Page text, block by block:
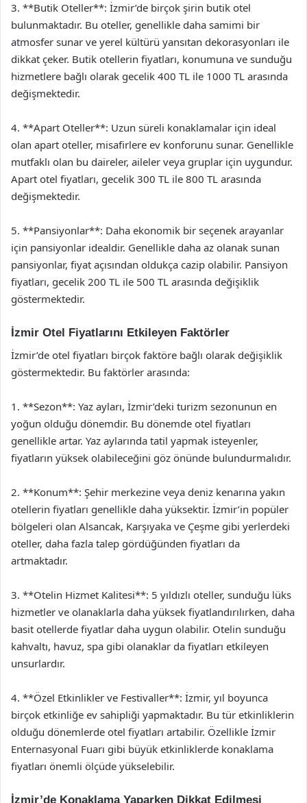
3. **Butik Oteller**: İzmir’de birçok şirin butik otel
bulunmaktadır. Bu oteller, genellikle daha samimi bir
atmosfer sunar ve yerel kültürü yansıtan dekorasyonları ile
dikkat çeker. Butik otellerin fiyatları, konumuna ve sunduğu
hizmetlere bağlı olarak gecelik 400 TL ile 1000 TL arasında
değişmektedir.
4. **Apart Oteller**: Uzun süreli konaklamalar için ideal
olan apart oteller, misafirlere ev konforunu sunar. Genellikle
mutfaklı olan bu daireler, aileler veya gruplar için uygundur.
Apart otel fiyatları, gecelik 300 TL ile 800 TL arasında
değişmektedir.
5. **Pansiyonlar**: Daha ekonomik bir seçenek arayanlar
için pansiyonlar idealdir. Genellikle daha az olanak sunan
pansiyonlar, fiyat açısından oldukça cazip olabilir. Pansiyon
fiyatları, gecelik 200 TL ile 500 TL arasında değişiklik
göstermektedir.
İzmir Otel Fiyatlarını Etkileyen Faktörler
İzmir’de otel fiyatları birçok faktöre bağlı olarak değişiklik
göstermektedir. Bu faktörler arasında:
1. **Sezon**: Yaz ayları, İzmir’deki turizm sezonunun en
yoğun olduğu dönemdir. Bu dönemde otel fiyatları
genellikle artar. Yaz aylarında tatil yapmak isteyenler,
fiyatların yüksek olabileceğini göz önünde bulundurmalıdır.
2. **Konum**: Şehir merkezine veya deniz kenarına yakın
otellerin fiyatları genellikle daha yüksektir. İzmir’in popüler
bölgeleri olan Alsancak, Karşıyaka ve Çeşme gibi yerlerdeki
oteller, daha fazla talep gördüğünden fiyatları da
artmaktadır.
3. **Otelin Hizmet Kalitesi**: 5 yıldızlı oteller, sunduğu lüks
hizmetler ve olanaklarla daha yüksek fiyatlandırılırken, daha
basit otellerde fiyatlar daha uygun olabilir. Otelin sunduğu
kahvaltı, havuz, spa gibi olanaklar da fiyatları etkileyen
unsurlardır.
4. **Özel Etkinlikler ve Festivaller**: İzmir, yıl boyunca
birçok etkinliğe ev sahipliği yapmaktadır. Bu tür etkinliklerin
olduğu dönemlerde otel fiyatları artabilir. Özellikle İzmir
Enternasyonal Fuarı gibi büyük etkinliklerde konaklama
fiyatları önemli ölçüde yükselebilir.
İzmir’de Konaklama Yaparken Dikkat Edilmesi